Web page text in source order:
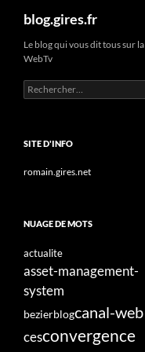
Aller
contenu
blog.gires.fr
Le blog qui vous dit tous sur la
WebTv
Rechercher :
SITE D'INFO
romain.gires.net
NUAGE DE MOTS
actualite
asset-management-
system
bezierblogcanal-web
cesconvergence